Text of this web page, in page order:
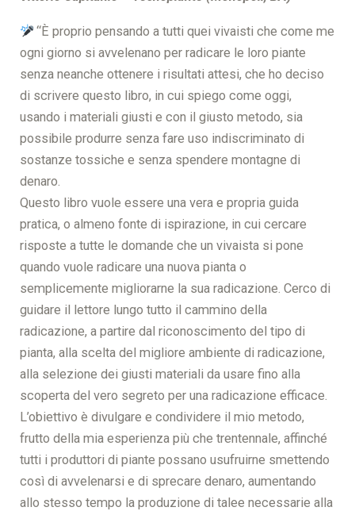
“È proprio pensando a tutti quei vivaisti che come me
ogni giorno si avvelenano per radicare le loro piante
senza neanche ottenere i risultati attesi, che ho deciso
di scrivere questo libro, in cui spiego come oggi,
usando i materiali giusti e con il giusto metodo, sia
possibile produrre senza fare uso indiscriminato di
sostanze tossiche e senza spendere montagne di
denaro.
Questo libro vuole essere una vera e propria guida
pratica, o almeno fonte di ispirazione, in cui cercare
risposte a tutte le domande che un vivaista si pone
quando vuole radicare una nuova pianta o
semplicemente migliorarne la sua radicazione. Cerco di
guidare il lettore lungo tutto il cammino della
radicazione, a partire dal riconoscimento del tipo di
pianta, alla scelta del migliore ambiente di radicazione,
alla selezione dei giusti materiali da usare fino alla
scoperta del vero segreto per una radicazione efficace.
L’obiettivo è divulgare e condividere il mio metodo,
frutto della mia esperienza più che trentennale, affinché
tutti i produttori di piante possano usufruirne smettendo
così di avvelenarsi e di sprecare denaro, aumentando
allo stesso tempo la produzione di talee necessarie alla